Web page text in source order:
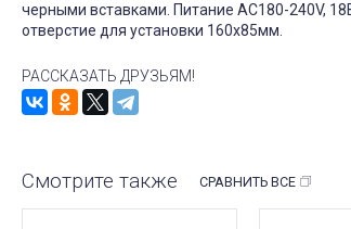
черными вставками. Питание AC180-240V,
отверстие для установки 160x85мм.
РАССКАЗАТЬ ДРУЗЬЯМ!
Смотрите также СРАВНИТЬ ВСЕ